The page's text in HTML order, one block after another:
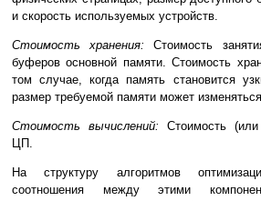
и скорость используемых устройств.
Стоимость хранения: Стоимость
буферов основной памяти. Стоимость
том случае, когда память становится
размер требуемой памяти может
Стоимость вычислений: Стоимость
ЦП.
На структуру алгоритмов
соотношения между этими